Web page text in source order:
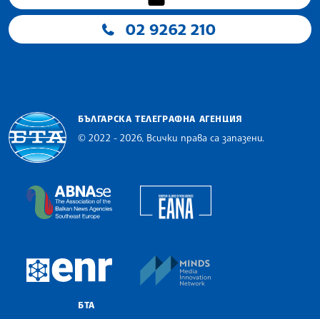
02 9262 210
БЪЛГАРСКА ТЕЛЕГРАФНА АГЕНЦИЯ
© 2022 - 2026, Всички права са запазени.
The Assocoation of the Balkan News Agencies
European Newsroom
БТА